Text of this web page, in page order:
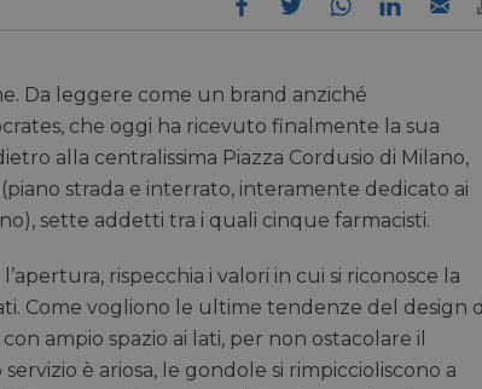
Da leggere come un brand anziché
che oggi ha ricevuto finalmente la sua
alla centralissima Piazza Cordusio di Milano,
strada e interrato, interamente dedicato ai
sette addetti tra i quali cinque farmacisti.
rispecchia i valori in cui si riconosce la
Come vogliono le ultime tendenze del design
ampio spazio ai lati, per non ostacolare il
è ariosa, le gondole si rimpiccioliscono a